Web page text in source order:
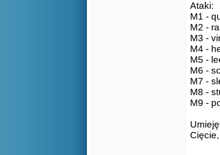
Ataki:
M1 -
M2 -
M3 -
M4 -
M5 -
M6 -
M7 -
M8 -
M9 -